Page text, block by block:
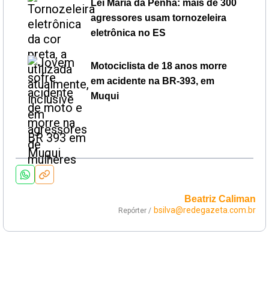
Lei Maria da Penha: mais de 300
agressores usam tornozeleira
eletrônica no ES
Motociclista de 18 anos morre
em acidente na BR-393, em
Muqui
Beatriz Caliman
Repórter / bsilva@redegazeta.com.br